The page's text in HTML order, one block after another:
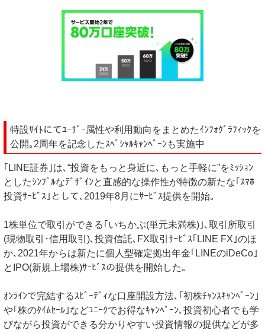
特設ｻｲﾄにてﾕｰｻﾞｰ属性や利用動向をまとめたｲﾝﾌｫｸﾞﾗﾌｨｯｸを
公開｡2周年を記念したｽﾍﾟｼｬﾙｷｬﾝﾍﾟｰﾝも実施中
｢LINE証券｣は､“投資をもっと身近に､もっと手軽に”をﾐｯｼｮﾝ
としたｼﾝﾌﾟﾙなﾃﾞｻﾞｲﾝと直感的な操作性が特徴の新たな｢ｽﾏﾎ
投資ｻｰﾋﾞｽ｣として､2019年8月にｻｰﾋﾞｽ提供を開始｡
1株単位で取引ができる｢いちかぶ(単元未満株)｣､取引所取引
(現物取引･信用取引)､投資信託､FX取引ｻｰﾋﾞｽ｢LINE FX｣のほ
か､2021年からは新たに個人型確定拠出年金｢LINEのiDeCo｣
とIPO(新規上場株)ｻｰﾋﾞｽの提供を開始した｡
ｵﾝﾗｲﾝで完結するｽﾋﾟｰﾃﾞｨな口座開設方法､｢初株ﾁｬﾝｽｷｬﾝﾍﾟｰﾝ｣
や｢株のﾀｲﾑｾｰﾙ｣などﾕﾆｰｸでお得なｷｬﾝﾍﾟｰﾝ､投資初心者でも学
びながら投資ができる分かりやすい投資情報の提供などが多